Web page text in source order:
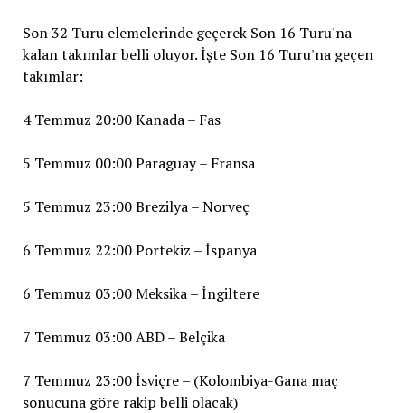
Son 32 Turu elemelerinde geçerek Son 16 Turu'na
kalan takımlar belli oluyor. İşte Son 16 Turu'na geçen
takımlar:
4 Temmuz 20:00 Kanada – Fas
5 Temmuz 00:00 Paraguay – Fransa
5 Temmuz 23:00 Brezilya – Norveç
6 Temmuz 22:00 Portekiz – İspanya
6 Temmuz 03:00 Meksika – İngiltere
7 Temmuz 03:00 ABD – Belçika
7 Temmuz 23:00 İsviçre – (Kolombiya-Gana maç
sonucuna göre rakip belli olacak)